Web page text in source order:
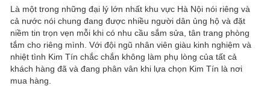
Là một trong những đại lý lớn nhất khu vực Hà Nội nói riêng và
cả nước nói chung đang được nhiều người dân ủng hộ và đặt
niềm tin trọn vẹn mỗi khi có nhu cầu sắm sửa, tân trang phòng
tắm cho riêng mình. Với đội ngũ nhân viên giàu kinh nghiệm và
nhiệt tình Kim Tín chắc chắn không làm phụ lòng của tất cả
khách hàng đã và đang phân vân khi lựa chọn Kim Tín là nơi
mua hàng.